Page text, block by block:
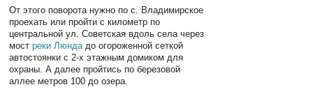
От этого поворота нужно по с. Владимирское
проехать или пройти с километр по
центральной ул. Советская вдоль села через
мостреки Люндадо огороженной сеткой
автостоянки с 2-х этажным домиком для
охраны. А далее пройтись по березовой
аллее метров 100 до озера.